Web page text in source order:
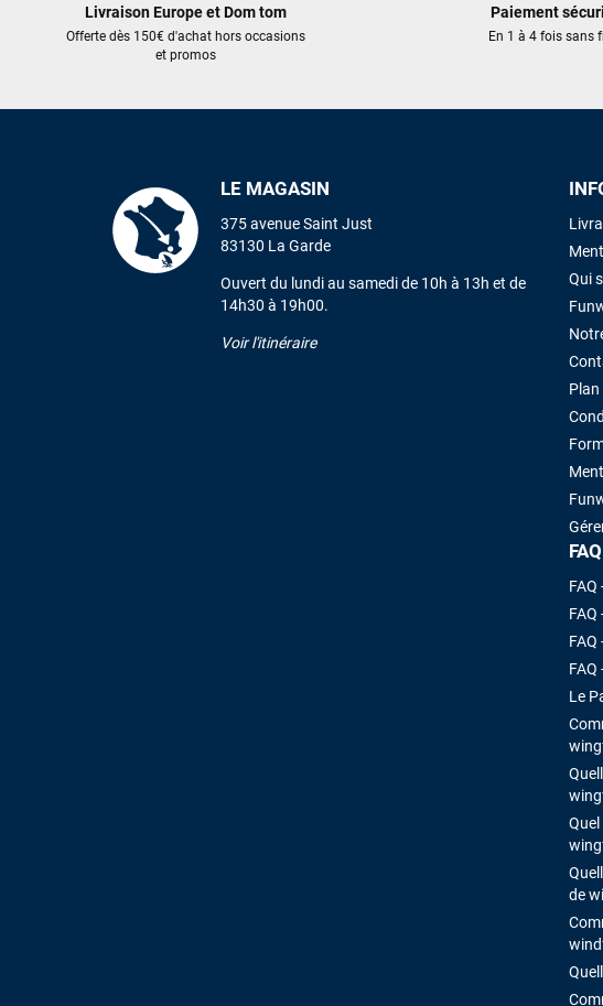
Livraison Europe et Dom tom
Offerte dès 150€ d'achat hors occasions
et promos
Paiement
En 1 à 4 fois sans
LE MAGASIN
375 avenue Saint Just
83130 La Garde
Ouvert du lundi au samedi de 10h à 13h et de
14h30 à 19h00.
Voir l'itinéraire
Qui
FAQ
FAQ
FAQ
FAQ
FAQ
Le
de
trouvé une
excellent prix
été rapide. La
VOIR